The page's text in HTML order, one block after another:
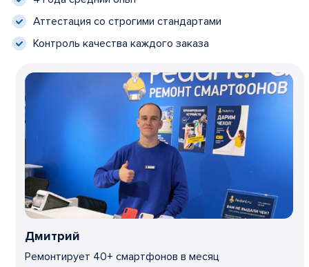
Аттестация со строгими стандартами
Контроль качества каждого заказа
Дмитрий
Ремонтирует 40+ смартфонов в месяц